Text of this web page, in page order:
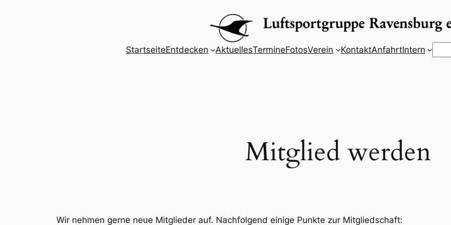
StartseiteEntdecken AktuellesTermineFotosVerein KontaktAnfahrtIntern
Mitglied werden
Wir nehmen gerne neue Mitglieder auf. Nachfolgend einige Punkte zur Mitgliedschaft: